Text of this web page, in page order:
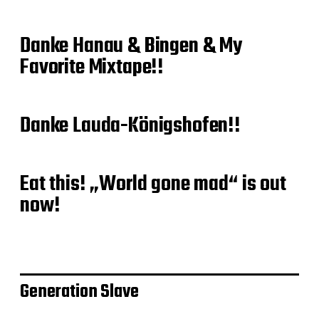
Danke Hanau & Bingen & My
Favorite Mixtape!!
Danke Lauda-Königshofen!!
Eat this! „World gone mad“ is out
now!
Generation Slave